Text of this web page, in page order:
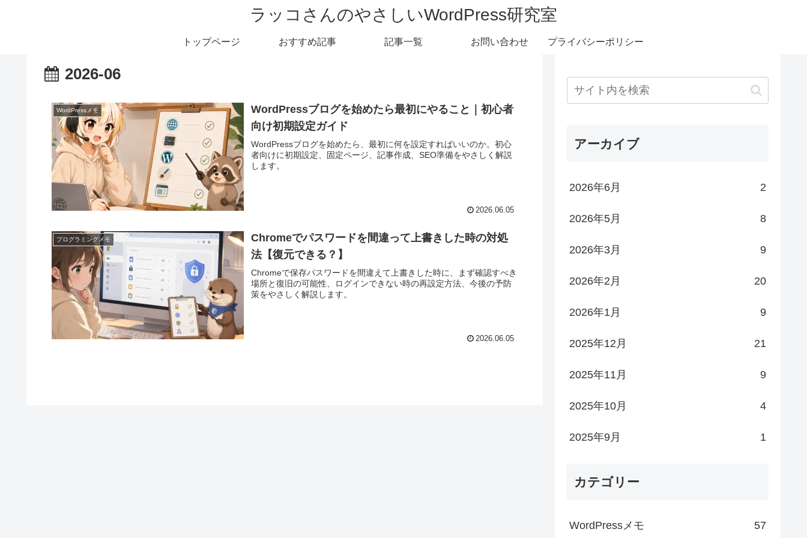
ラッコさんのやさしいWordPress研究室
トップページ おすすめ記事 記事一覧 お問い合わせ プライバシーポリシー
2026-06
WordPressメモ
WordPressブログを始めたら最初にやること｜初心者
向け初期設定ガイド
WordPressブログを始めたら、最初に何を設定すればいいのか。初心
者向けに初期設定、固定ページ、記事作成、SEO準備をやさしく解説
します。
2026.06.05
プログラミングメモ
Chromeでパスワードを間違って上書きした時の対処
法【復元できる？】
Chromeで保存パスワードを間違えて上書きした時に、まず確認すべき
場所と復旧の可能性、ログインできない時の再設定方法、今後の予防
策をやさしく解説します。
2026.06.05
アーカイブ
2026年6月 2
2026年5月 8
2026年3月 9
2026年2月 20
2026年1月 9
2025年12月 21
2025年11月 9
2025年10月 4
2025年9月 1
カテゴリー
WordPressメモ 57